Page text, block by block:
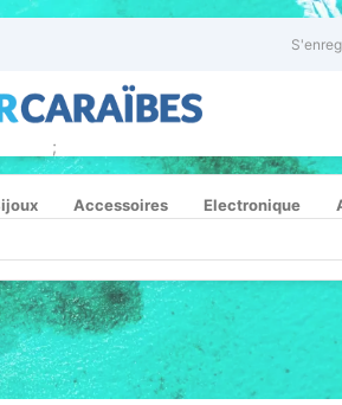
;
Accessoires Electronique